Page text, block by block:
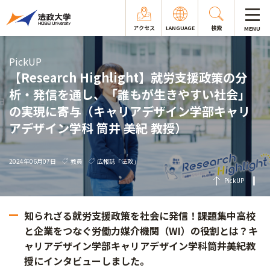
アクセス LANGUAGE 検索 MENU
PickUP
【Research Highlight】就労支援政策の分
析・発信を通し、「誰もが生きやすい社会」
の実現に寄与（キャリアデザイン学部キャリ
アデザイン学科 筒井 美紀 教授）
2024年06月07日 教員 広報誌「法政」
PickUP
知られざる就労支援政策を社会に発信！課題集中高校
と企業をつなぐ労働力媒介機関（WI）の役割とは？キ
ャリアデザイン学部キャリアデザイン学科筒井美紀教
授にインタビューしました。